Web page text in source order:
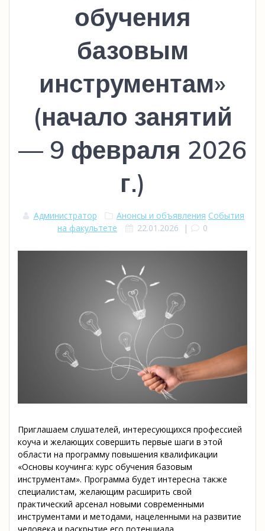
обучения
базовым
инструментам»
(начало занятий
— 9 февраля 2026
г.)
Администратор Анонсы и объявления События
на факультете
22.01.2026 | 0
Приглашаем слушателей, интересующихся профессией
коуча и желающих совершить первые шаги в этой
области на программу повышения квалификации
«Основы коучинга: курс обучения базовым
инструментам». Программа будет интересна также
специалистам, желающим расширить свой
практический арсенал новыми современными
инструментами и методами, нацеленными на развитие